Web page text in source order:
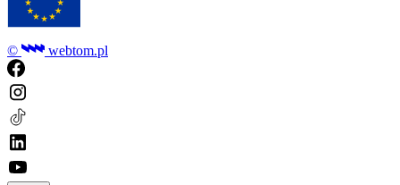
© webtom.pl